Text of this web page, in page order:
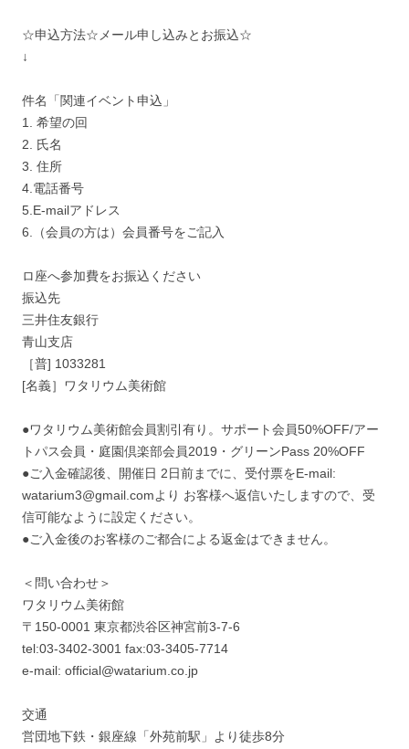
☆申込方法☆メール申し込みとお振込☆
↓
件名「関連イベント申込」
1. 希望の回
2. 氏名
3. 住所
4.電話番号
5.E-mailアドレス
6.（会員の方は）会員番号をご記入
ロ座へ参加費をお振込ください
振込先
三井住友銀行
青山支店
［普] 1033281
[名義］ワタリウム美術館
●ワタリウム美術館会員割引有り。サポート会員50%OFF/アー
トパス会員・庭園倶楽部会員2019・グリーンPass 20%OFF
●ご入金確認後、開催日 2日前までに、受付票をE-mail:
watarium3@gmail.comより お客様へ返信いたしますので、受
信可能なように設定ください。
●ご入金後のお客様のご都合による返金はできません。
＜問い合わせ＞
ワタリウム美術館
〒150-0001 東京都渋谷区神宮前3-7-6
tel:03-3402-3001 fax:03-3405-7714
e-mail: official@watarium.co.jp
交通
営団地下鉄・銀座線「外苑前駅」より徒歩8分